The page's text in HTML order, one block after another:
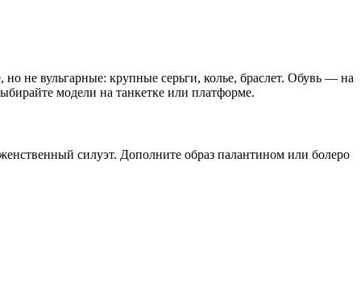
не вульгарные: крупные серьги, колье, браслет. Обувь — на
модели на танкетке или платформе.
силуэт. Дополните образ палантином или болеро